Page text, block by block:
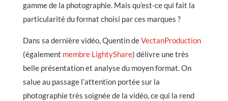
gamme de la photographie. Mais qu’est-ce qui fait la
particularité du format choisi par ces marques ?
Dans sa dernière vidéo, Quentin deVectanProduction
(également membre LightyShare) délivre une très
belle présentation et analyse du moyen format. On
salue au passage l’attention portée sur la
photographie très soignée de la vidéo, ce qui la rend